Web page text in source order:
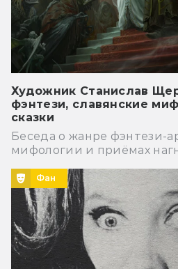
Художник Станислав
фэнтези, славянские
сказки
Беседа о жанре фэнтези-
мифологии и приёмах
Фан